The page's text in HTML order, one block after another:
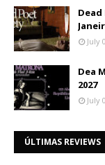
Dead
July
Dea
2027
July
ÚLTIMAS REVIEWS